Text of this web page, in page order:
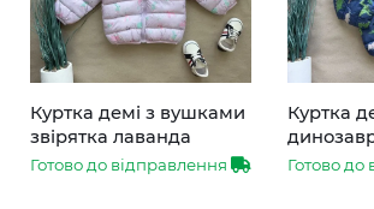
Куртка демі з вушками
звірятка лаванда
Готово до відправлення
Куртка
Готово до